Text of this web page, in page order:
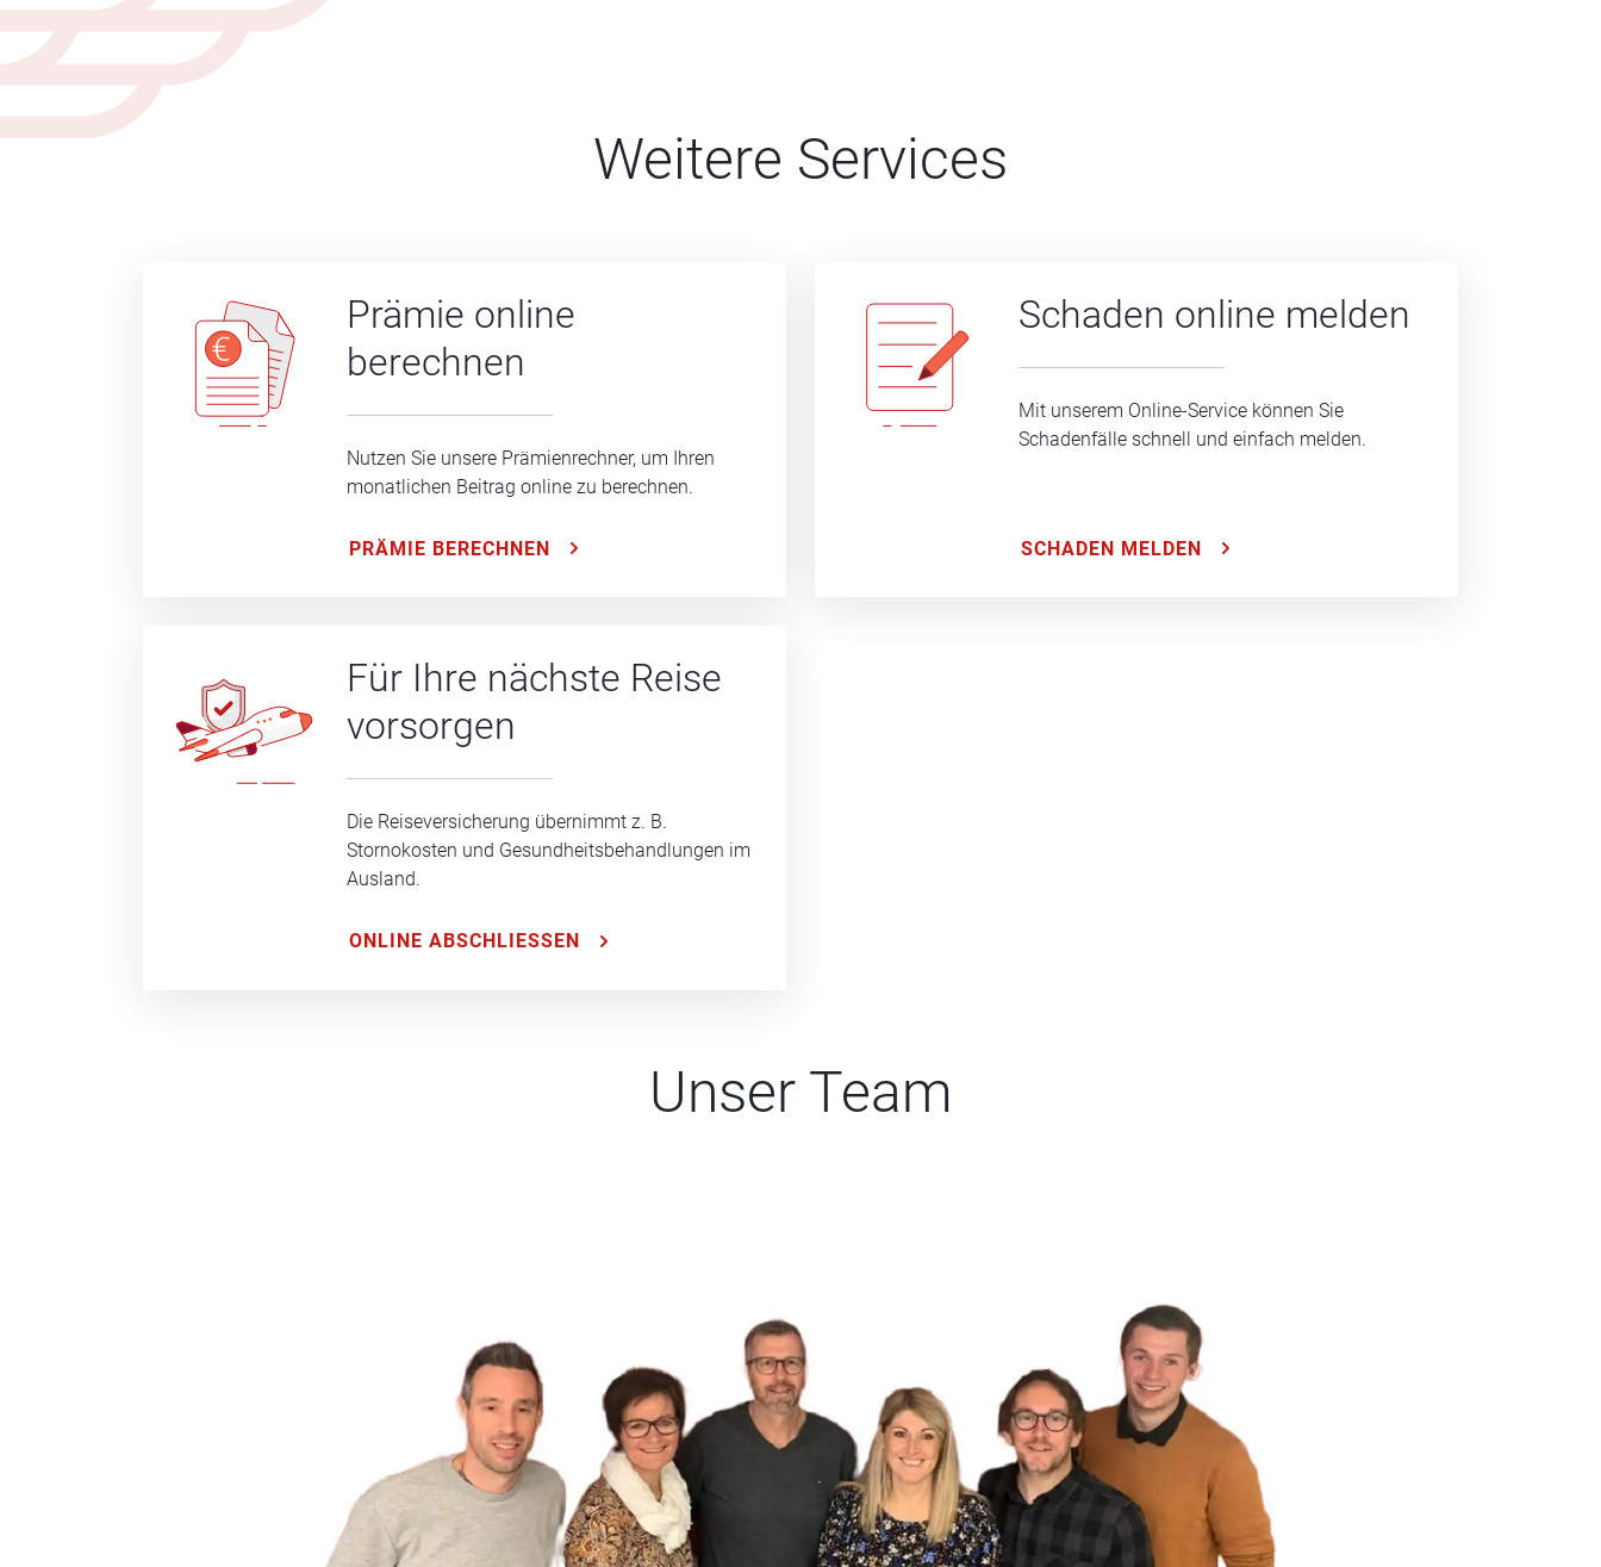
Weitere Services
Prämie online
berechnen
Nutzen Sie unsere Prämienrechner, um Ihren
monatlichen Beitrag online zu berechnen.
PRÄMIE BERECHNEN
Schaden online melden
Mit unserem Online-Service können Sie
Schadenfälle schnell und einfach melden.
SCHADEN MELDEN
Für Ihre nächste Reise
vorsorgen
Die Reiseversicherung übernimmt z. B.
Stornokosten und Gesundheitsbehandlungen im
Ausland.
ONLINE ABSCHLIESSEN
Unser Team